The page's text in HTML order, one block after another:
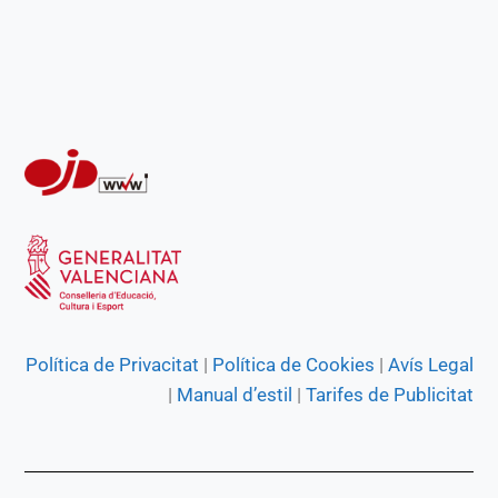
Política de Privacitat | Política de Cookies | Avís Legal
| Manual d’estil | Tarifes de Publicitat